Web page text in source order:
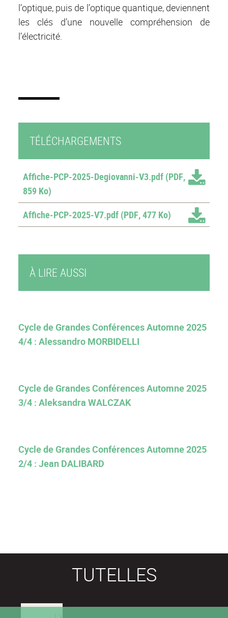
l’optique, puis de l’optique quantique, deviennent
les clés d’une nouvelle compréhension de
l’électricité.
TÉLÉCHARGEMENTS
Affiche-PCP-2025-Degiovanni-V3.pdf (PDF,
859 Ko)
Affiche-PCP-2025-V7.pdf (PDF, 477 Ko)
À LIRE AUSSI
Cycle de Grandes Conférences Automne 2025
4/4 : Alessandro MORBIDELLI
Cycle de Grandes Conférences Automne 2025
3/4 : Aleksandra WALCZAK
Cycle de Grandes Conférences Automne 2025
2/4 : Jean DALIBARD
TUTELLES